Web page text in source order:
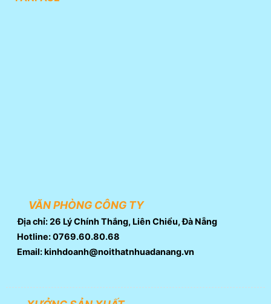
VĂN PHÒNG CÔNG TY
Địa chỉ: 26 Lý Chính Thắng, Liên Chiểu, Đà Nẵng
Hotline: 0769.60.80.68
Email: kinhdoanh@noithatnhuadanang.vn